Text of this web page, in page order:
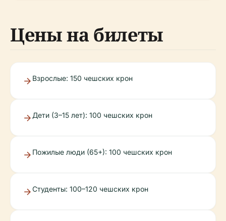
Цены на билеты
Взрослые: 150 чешских крон
Дети (3–15 лет): 100 чешских крон
Пожилые люди (65+): 100 чешских крон
Студенты: 100–120 чешских крон